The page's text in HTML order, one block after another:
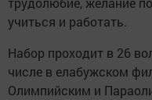
учиться и работать.
Набор проходит в 26
числе в елабужском
Олимпийским и